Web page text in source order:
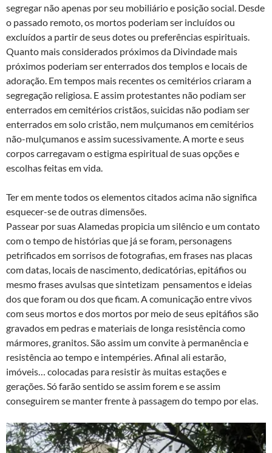
segregar não apenas por seu mobiliário e posição social. Desde
o passado remoto, os mortos poderiam ser incluídos ou
excluídos a partir de seus dotes ou preferências espirituais.
Quanto mais considerados próximos da Divindade mais
próximos poderiam ser enterrados dos templos e locais de
adoração. Em tempos mais recentes os cemitérios criaram a
segregação religiosa. E assim protestantes não podiam ser
enterrados em cemitérios cristãos, suicidas não podiam ser
enterrados em solo cristão, nem mulçumanos em cemitérios
não-mulçumanos e assim sucessivamente. A morte e seus
corpos carregavam o estigma espiritual de suas opções e
escolhas feitas em vida.
Ter em mente todos os elementos citados acima não significa
esquecer-se de outras dimensões.
Passear por suas Alamedas propicia um silêncio e um contato
com o tempo de histórias que já se foram, personagens
petrificados em sorrisos de fotografias, em frases nas placas
com datas, locais de nascimento, dedicatórias, epitáfios ou
mesmo frases avulsas que sintetizam pensamentos e ideias
dos que foram ou dos que ficam. A comunicação entre vivos
com seus mortos e dos mortos por meio de seus epitáfios são
gravados em pedras e materiais de longa resistência como
mármores, granitos. São assim um convite à permanência e
resistência ao tempo e intempéries. Afinal ali estarão,
imóveis… colocadas para resistir às muitas estações e
gerações. Só farão sentido se assim forem e se assim
conseguirem se manter frente à passagem do tempo por elas.